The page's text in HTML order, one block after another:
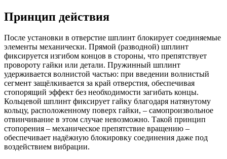
Принцип действия
После установки в отверстие шплинт блокирует соединяемые
элементы механически. Прямой (разводной) шплинт
фиксируется изгибом концов в стороны, что препятствует
провороту гайки или детали. Пружинный шплинт
удерживается волнистой частью: при введении волнистый
сегмент защёлкивается за край отверстия, обеспечивая
стопорящий эффект без необходимости загибать концы.
Кольцевой шплинт фиксирует гайку благодаря натянутому
кольцу, расположенному поверх гайки, – самопроизвольное
отвинчивание в этом случае невозможно. Такой принцип
стопорения – механическое препятствие вращению –
обеспечивает надёжную блокировку соединения даже под
воздействием вибрации.